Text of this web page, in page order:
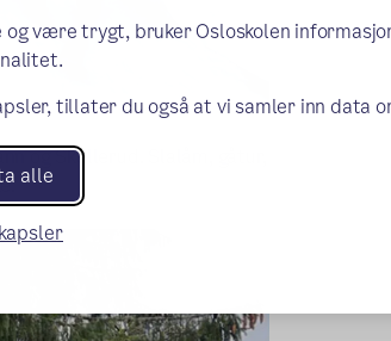
være trygt, bruker Osloskolen
tillater du også at vi samler inn data
alle
og Skullerud. Slalåm, gåtur,